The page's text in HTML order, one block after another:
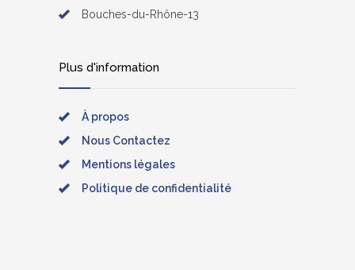
Bouches-du-Rhône-13
Plus d'information
À propos
Nous Contactez
Mentions légales
Politique de confidentialité